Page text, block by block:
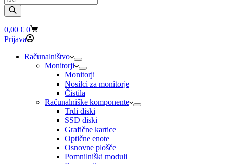
search
Shopping
cart
0,00 € 0
Prijava
Računalništvo
Monitorji
Monitorji
Nosilci za monitorje
Čistila
Računalniške komponente
Trdi diski
SSD diski
Grafične kartice
Optične enote
Osnovne plošče
Pomnilniški moduli